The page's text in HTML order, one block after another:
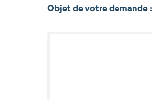
?
Objet de votre demande :